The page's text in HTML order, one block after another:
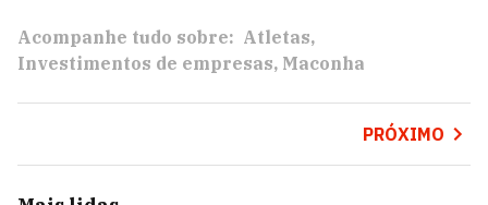
Acompanhe tudo sobre: Atletas
Investimentos de empresas Maconha
PRÓXIMO